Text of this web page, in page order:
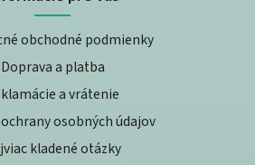
obchodné podmienky
Doprava a platba
a vrátenie
osobných údajov
kladené otázky